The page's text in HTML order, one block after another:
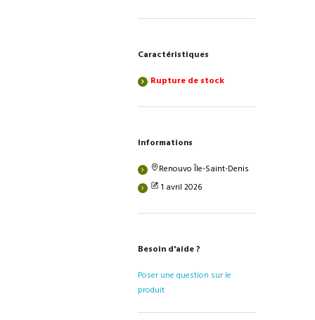
Caractéristiques
Rupture de stock
Informations
Renouvo Île-Saint-Denis
1 avril 2026
Besoin d'aide ?
Poser une question sur le
produit